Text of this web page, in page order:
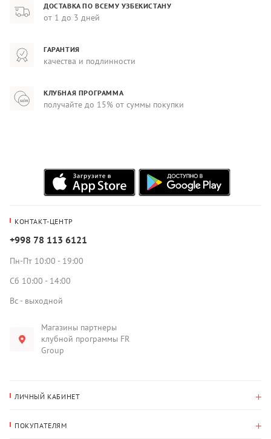
ДОСТАВКА ПО ВСЕМУ УЗБЕКИСТАНУ
от 1 до 3 дней
ГАРАНТИЯ
качества и подлинности
КЛУБНАЯ ПРОГРАММА
получайте до 15% от суммы покупки
КОНТАКТ-ЦЕНТР
+998 78 113 6121
Пн-Пт 10:00 - 19:00
Сб 10:00 - 14:00
Вс - выходной
Магазины партнеры
клубной программы FR
Group
ЛИЧНЫЙ КАБИНЕТ
ПОКУПАТЕЛЯМ